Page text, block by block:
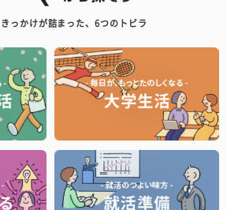
っかけが詰まった、6つのトビラ